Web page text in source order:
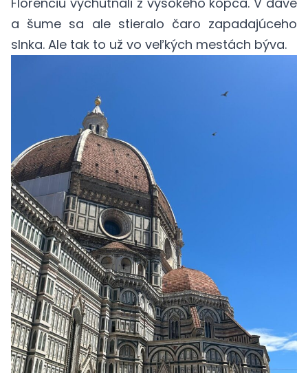
a šume sa ale stieralo čaro zapadajúceho
slnka. Ale tak to už vo veľkých mestách býva.